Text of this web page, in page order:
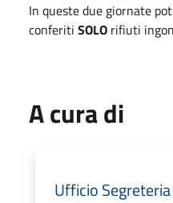
In queste due giornate
conferiti SOLO rifiuti
A cura di
Ufficio Segreteria